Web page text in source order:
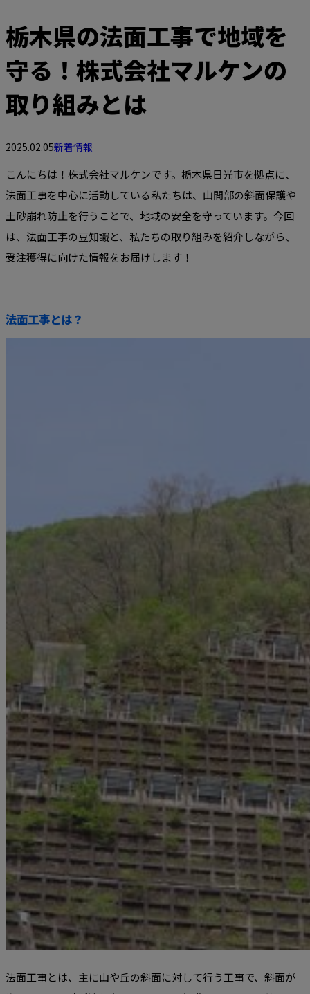
栃木県の法面工事で地域を
守る！株式会社マルケンの
取り組みとは
2025.02.05新着情報
こんにちは！株式会社マルケンです。栃木県日光市を拠点に、
法面工事を中心に活動している私たちは、山間部の斜面保護や
土砂崩れ防止を行うことで、地域の安全を守っています。今回
は、法面工事の豆知識と、私たちの取り組みを紹介しながら、
受注獲得に向けた情報をお届けします！
法面工事とは？
法面工事とは、主に山や丘の斜面に対して行う工事で、斜面が